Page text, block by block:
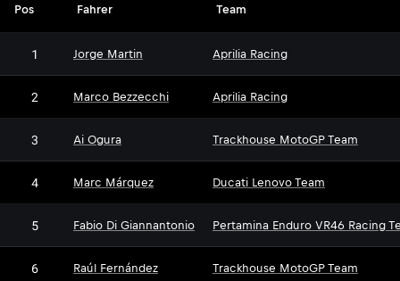
Pos Fahrer Team
1 Jorge Martin Aprilia Racing
2 Marco Bezzecchi Aprilia Racing
3 Ai Ogura Trackhouse MotoGP Team
4 Marc Márquez Ducati Lenovo Team
5 Fabio Di Giannantonio Pertamina Enduro VR46 Racing
6 Raúl Fernández Trackhouse MotoGP Team